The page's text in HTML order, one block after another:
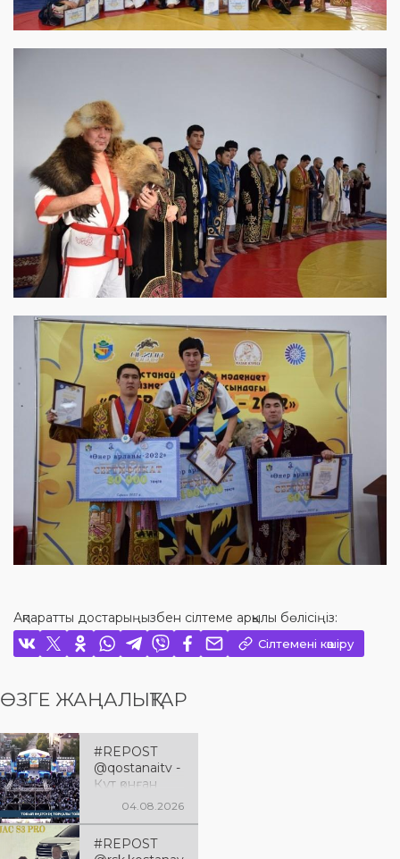
Ақпаратты достарыңызбен сілтеме арқылы бөлісіңіз:
Сілтемені көшіру
ӨЗГЕ ЖАҢАЛЫҚТАР
#REPOST
@qostanaitv -
Құт қонған
Қостанай
04.08.2026
#REPOST